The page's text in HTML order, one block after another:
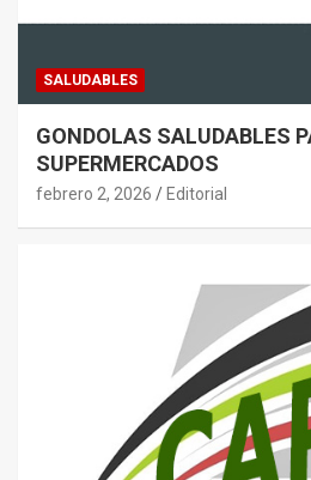
SALUDABLES
GONDOLAS SALUDABLES
SUPERMERCADOS
febrero 2, 2026 Editorial